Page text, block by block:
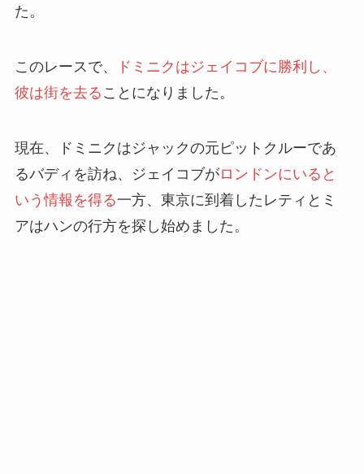
た。
このレースで、
ドミニクはジェイコブに勝利し、
彼は街を去る ことになりました。
現在、ドミニクはジャックの元ピットクルーであ
るバディを訪ね、ジェイコブがロンドンにいると
いう情報を得る一方、東京に到着したレティとミ
アはハンの行方を探し始めました。